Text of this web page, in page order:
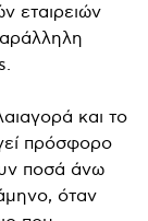
εταιρειών
και το
πρόσφορο
ποσά άνω
όταν